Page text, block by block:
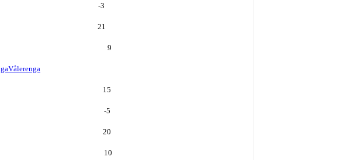
-3
21
9
Vålerenga
15
-5
20
10